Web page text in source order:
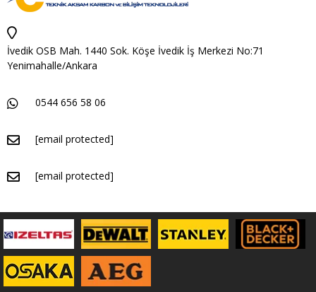
İvedik OSB Mah. 1440 Sok. Köşe İvedik İş Merkezi No:71
Yenimahalle/Ankara
0544 656 58 06
[email protected]
[email protected]